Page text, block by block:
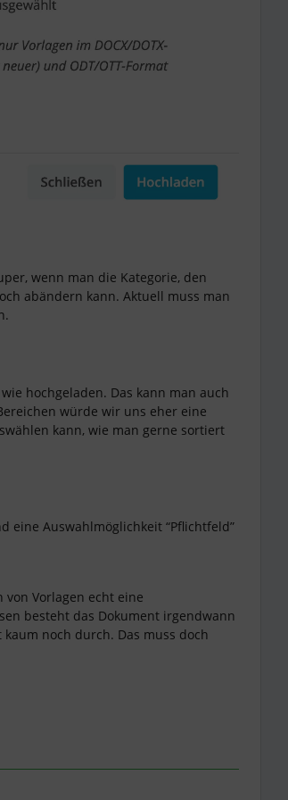
wenn man die Kategorie, den
abändern kann. Aktuell muss man
hochgeladen. Das kann man auch
würde wir uns eher eine
kann, wie man gerne sortiert
eine Auswahlmöglichkeit “Pflichtfeld”
Vorlagen echt eine
besteht das Dokument irgendwann
noch durch. Das muss doch